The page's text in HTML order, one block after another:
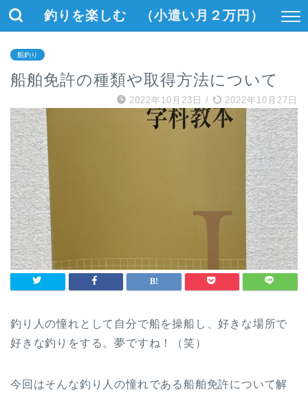
釣りを楽しむ （小遣い月２万円）
船釣り
船舶免許の種類や取得方法について
2022年10月23日 / 2022年10月27日
釣り人の憧れとして自分で船を操船し、好きな場所で
好きな釣りをする。夢ですね！（笑）
今回はそんな釣り人の憧れである船舶免許について解